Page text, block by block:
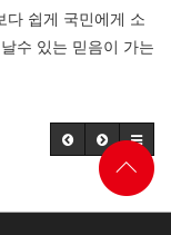
다 쉽게 국민에게 소
수 있는 믿음이 가는